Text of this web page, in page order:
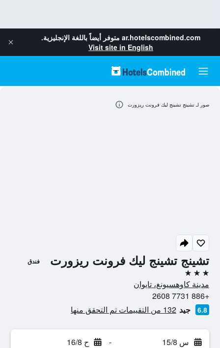
ar.hotelscombined.com متوفر أيضاً باللغة الإنجليزية.
Visit site in English
تشينج تشينج ليك فرونت ريزورت فندق
3 نجوم
مدينة كاوهسيونغ، تايوان
+886 7731 2608
6.8 جيد 132 من التقييمات تم التحقق منها
س 15/8 - ح 16/8
صور لـ تشينج تشينج ليك فرونت ريزورت